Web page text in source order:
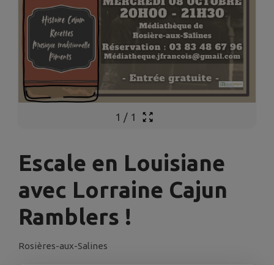
1 / 1
Escale en Louisiane
avec Lorraine Cajun
Ramblers !
Rosières-aux-Salines